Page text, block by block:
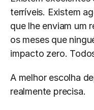
terríveis. Existem
que lhe enviam um
os meses que
impacto zero.
A melhor escolha
realmente precisa.